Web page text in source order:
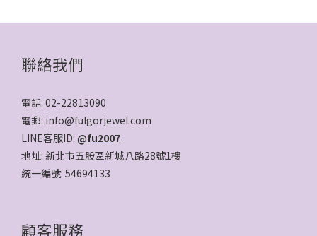
聯絡我們
電話: 02-22813090
電郵: info@fulgorjewel.com
LINE客服ID: @fu2007
地址: 新北市五股區新城八路28號1樓
統一編號: 54694133
顧客服務